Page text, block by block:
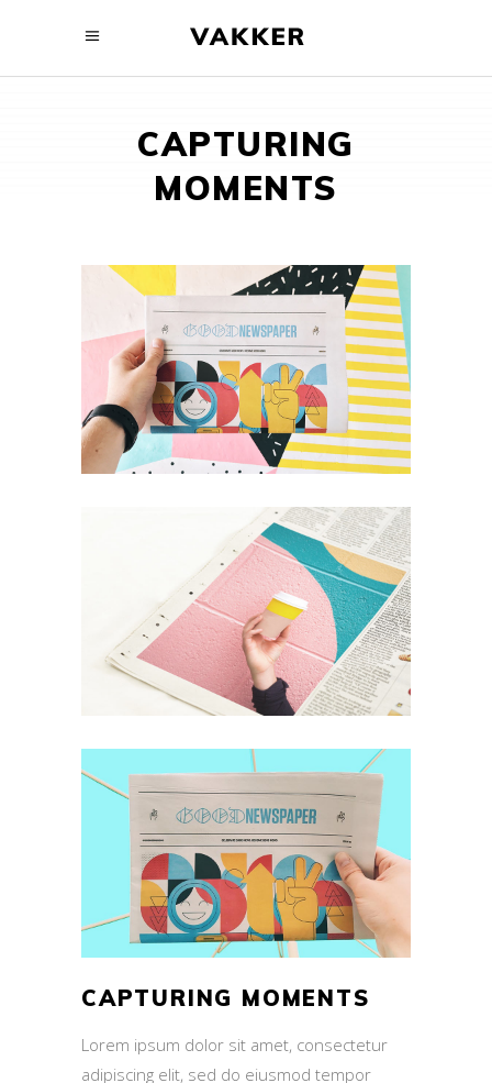
CAPTURING
MOMENTS
CAPTURING MOMENTS
Lorem ipsum dolor sit amet, consectetur
adipiscing elit, sed do eiusmod tempor